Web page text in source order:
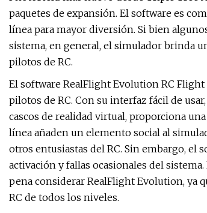
paquetes de expansión. El software es
línea para mayor diversión. Si bien
sistema, en general, el simulador brinda
pilotos de RC.
El software RealFlight Evolution RC
pilotos de RC. Con su interfaz fácil de
cascos de realidad virtual, proporciona
línea añaden un elemento social al
otros entusiastas del RC. Sin embargo,
activación y fallas ocasionales del
pena considerar RealFlight Evolution, ya
RC de todos los niveles.